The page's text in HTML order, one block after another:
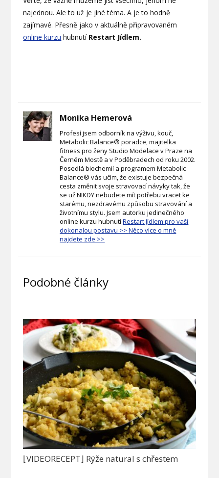
najednou. Ale to už je jiné téma. A je to hodně
zajímavé. Přesně jako v aktuálně připravovaném
online kurzu hubnutí Restart Jídlem.
Monika Hemerová
Profesí jsem odborník na výživu, kouč,
Metabolic Balance® poradce, majitelka
fitness pro ženy Studio Modelace v Praze na
Černém Mostě a v Poděbradech od roku 2002.
Posedlá biochemií a programem Metabolic
Balance® vás učím, že existuje bezpečná
cesta změnit svoje stravovací návyky tak, že
se už NIKDY nebudete mít potřebu vracet ke
starému, nezdravému způsobu stravování a
životnímu stylu. Jsem autorku jedinečného
online kurzu hubnutíRestart Jídlem pro vaši
dokonalou postavu >>Něco více o mně
najdete zde >>
Podobné články
⌊VIDEORECEPT⌋ Rýže natural s chřestem